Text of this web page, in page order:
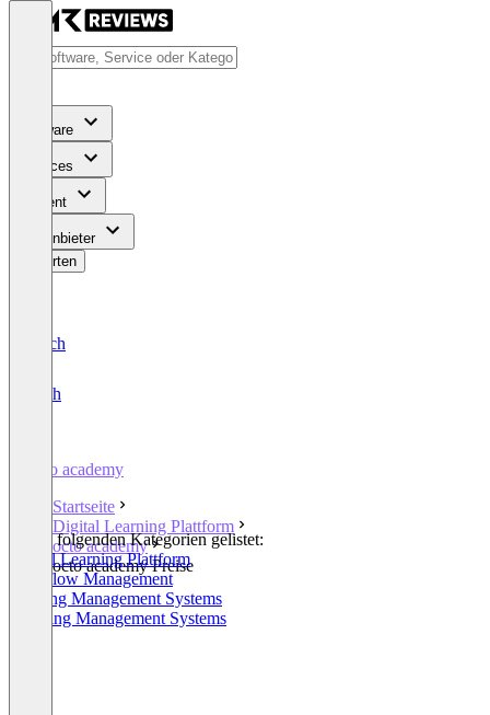
Software
Services
Content
Für Anbieter
Bewerten
Deutsch
English
octo academy
Startseite
Digital Learning Plattform
octo academy
octo academy Preise
In den folgenden Kategorien gelistet:
Digital Learning Plattform
Workflow Management
Training Management Systems
Learning Management Systems